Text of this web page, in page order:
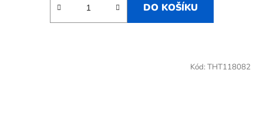
DO KOŠÍKU
Kód: THT118082